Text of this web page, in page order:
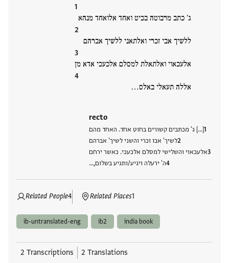
ג' כתב מרבוטה בכיט ואחד אלואחד מנהא
ללשיך אבי זכרי ואלתאני ללשיך אברהם
אלעכאוי ואלתאלת למסלם אלכעכי אדא מן
אללה תעאלי באלס…
recto
[...] ג' מכתבים קשורים בחוט אחד. האחד מהם
לשיך' אבו זכרי והשני לשיך' אברהם
אלעכאוי והשלישי למסלם אלכעכי. כאשר ירחם
ה' ירעלה ויגיע/ותגיע בשלום,…
Related People4 Related Places1
ib-untranslated-eng ib2 india book
2 Transcriptions 2 Translations